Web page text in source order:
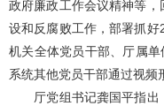
政府廉政工作会议精神等
设和反腐败工作，部署抓好
机关全体党员干部、厅属
系统其他党员干部通过视频
厅党组书记龚国平指出